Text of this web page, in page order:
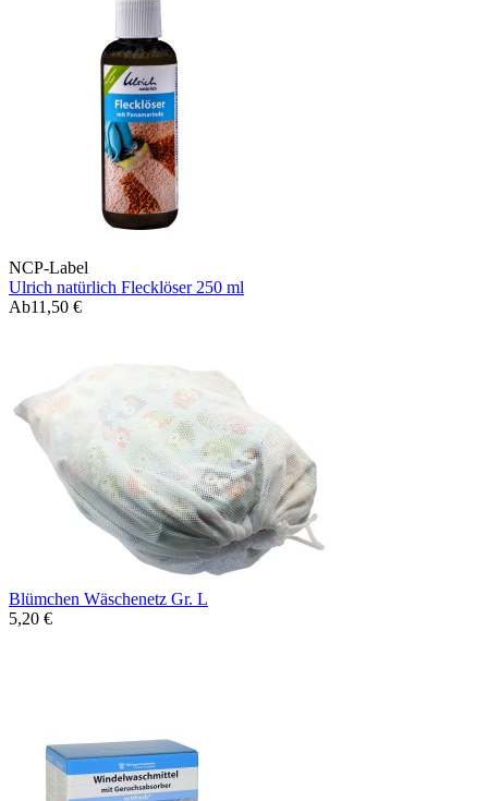
NCP-Label
Ulrich natürlich Flecklöser 250 ml
Ab11,50 €
Blümchen Wäschenetz Gr. L
5,20 €